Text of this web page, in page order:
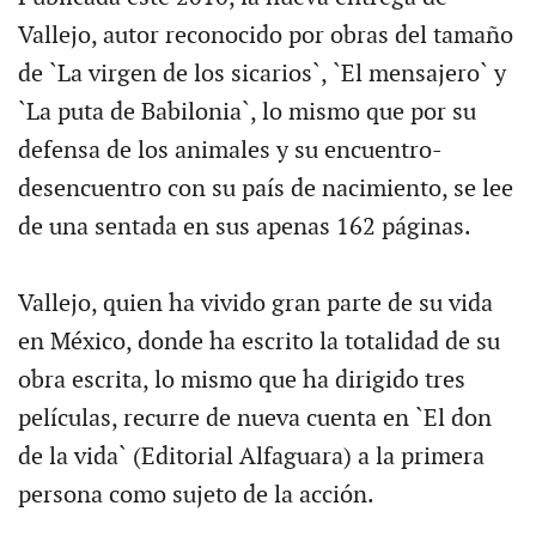
Vallejo, autor reconocido por obras del tamaño
de `La virgen de los sicarios`, `El mensajero` y
`La puta de Babilonia`, lo mismo que por su
defensa de los animales y su encuentro-
desencuentro con su país de nacimiento, se lee
de una sentada en sus apenas 162 páginas.
Vallejo, quien ha vivido gran parte de su vida
en México, donde ha escrito la totalidad de su
obra escrita, lo mismo que ha dirigido tres
películas, recurre de nueva cuenta en `El don
de la vida` (Editorial Alfaguara) a la primera
persona como sujeto de la acción.